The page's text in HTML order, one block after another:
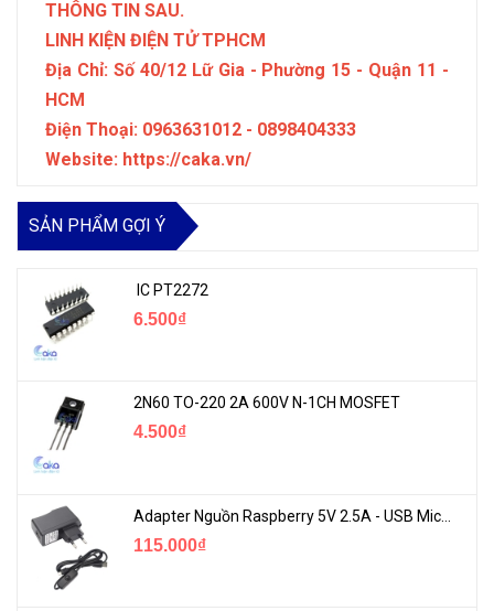
THÔNG TIN SAU.
LINH KIỆN ĐIỆN TỬ TPHCM
Địa Chỉ: Số 40/12 Lữ Gia - Phường 15 - Quận 11 -
HCM
Điện Thoại: 0963631012 - 0898404333
Website: https://caka.vn/
SẢN PHẨM GỢI Ý
IC PT2272
6.500₫
2N60 TO-220 2A 600V N-1CH MOSFET
4.500₫
115.000₫